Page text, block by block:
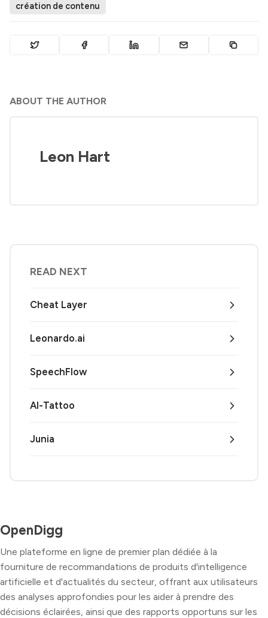
création de contenu
ABOUT THE AUTHOR
Leon Hart
READ NEXT
Cheat Layer
Leonardo.ai
SpeechFlow
AI-Tattoo
Junia
OpenDigg
Une plateforme en ligne de premier plan dédiée à la
fourniture de recommandations de produits d'intelligence
artificielle et d'actualités du secteur, offrant aux utilisateurs
des analyses approfondies pour les aider à prendre des
décisions éclairées, ainsi que des rapports opportuns sur les